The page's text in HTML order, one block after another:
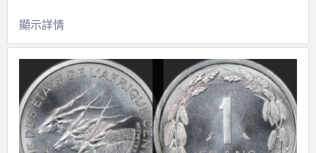
顯示詳情